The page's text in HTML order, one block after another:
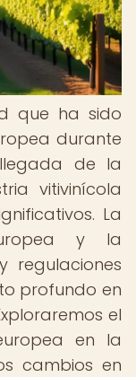
que ha sido
durante
de la
vitivinícola
La
y la
regulaciones
profundo en
el
en la
cambios en